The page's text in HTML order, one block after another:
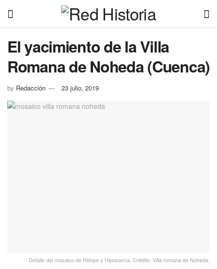
El yacimiento de la Villa
Romana de Noheda (Cuenca)
by Redacción 23 julio, 2019
Detalle del mosaico de Pélope y Hiposamía. Crédito: Villa romana de Noheda.